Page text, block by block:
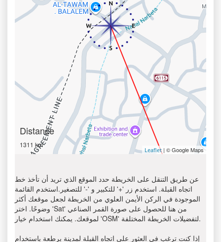
Distance
1311 km
Leaflet | © Google Maps
عن طريق التنقل على الخريطة حدد الموقع الذي تريد أن تأخذ خط
اتجاه القبلة. استخدم زر '+' للتكبير و '-' للتصغير.استخدم القائمة
الموجودة في الركن الأيمن العلوي من الخريطة لجعل موقعك أكثر
وضوحًا. اختر 'Sat' من هنا للحصول على صورة القمر الصناعي
لموقعك. يمكنك استخدام خيار 'OSM' لتفضيلات الخريطة المختلفة.
إذا كنت ترغب في العثور على اتجاه القبلة لمدينة برطعة باستخدام